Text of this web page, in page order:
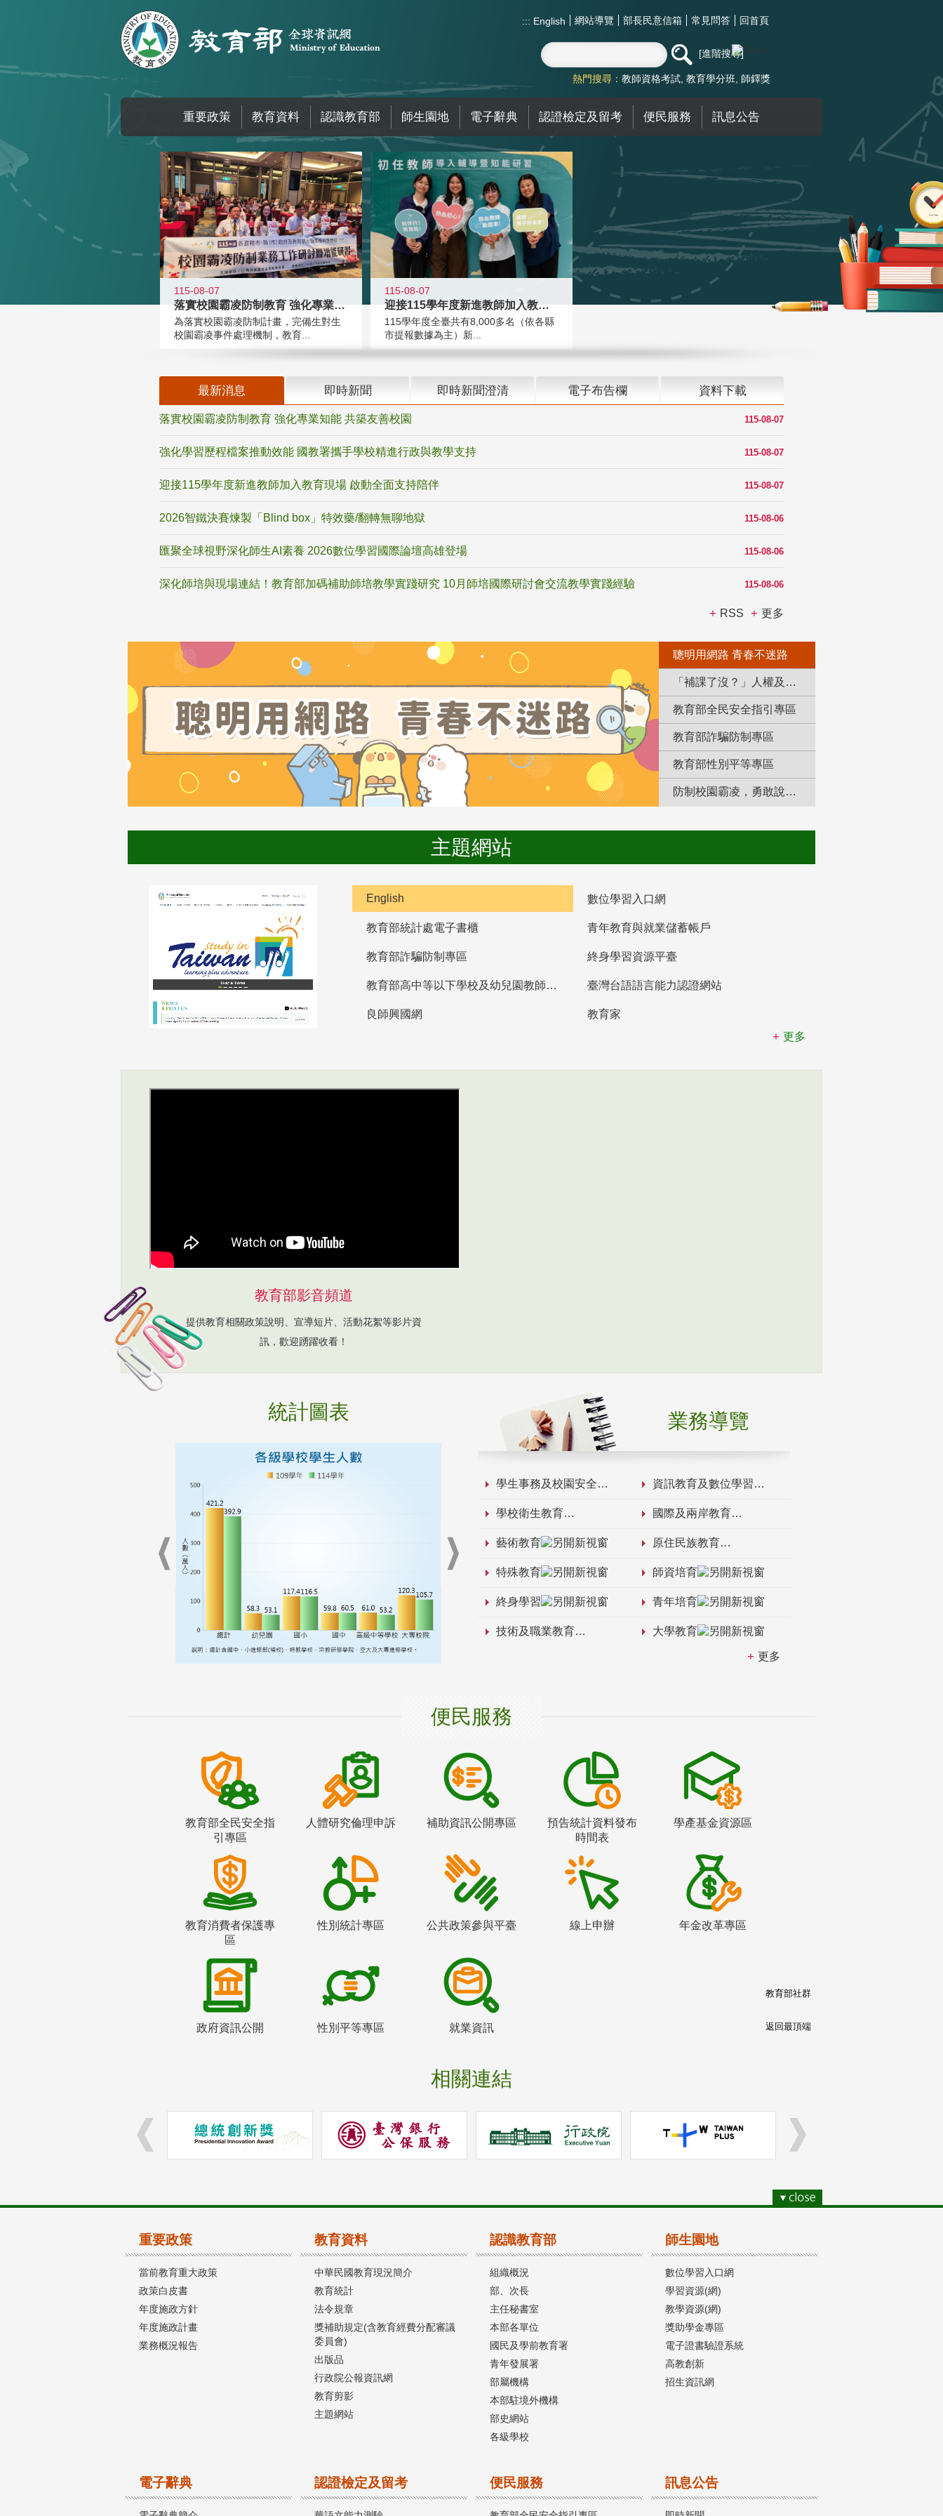
::: English 網站導覽 部長民意信箱 常見問答 回首頁
進階搜尋
熱門搜尋： 教師資格考試 教育學分班 師鐸獎
重要政策 教育資料 認識教育部 師生園地 電子辭典 認證檢定及留考 便民服務 訊息公告
:::
115-08-07
落實校園霸凌防制教育 強化專業知能
為落實校園霸凌防制計畫，完備生對生
校園霸凌事件處理機制，教育...
115-08-07
迎接115學年度新進教師加入教育現
115學年度全臺共有8,000多名（依各縣
市提報數據為主）新...
最新消息 即時新聞 即時新聞澄清 電子布告欄 資料下載
115-08-07
落實校園霸凌防制教育 強化專業知能 共築友善校園
115-08-07
強化學習歷程檔案推動效能 國教署攜手學校精進行政與教學支持
115-08-07
迎接115學年度新進教師加入教育現場 啟動全面支持陪伴
115-08-06
2026智鐵決賽煉製「Blind box」特效藥/翻轉無聊地獄
115-08-06
匯聚全球視野深化師生AI素養 2026數位學習國際論壇高雄登場
115-08-06
深化師培與現場連結！教育部加碼補助師培教學實踐研究 10月師培國際研討會交流教學實踐經驗
RSS 更多
聰明用網路 青春不迷路
「補課了沒？」人權及轉型正義教育專區
教育部全民安全指引專區
教育部詐騙防制專區
教育部性別平等專區
防制校園霸凌，勇敢說出來！
主題網站
English 數位學習入口網
教育部統計處電子書櫃 青年教育與就業儲蓄帳戶
教育部詐騙防制專區 終身學習資源平臺
教育部高中等以下學校及幼兒園教師資格檢定考試 臺灣台語語言能力認證網站
良師興國網
教育家
更多
教育部影音頻道
提供教育相關政策說明、宣導短片、活動花絮等影片資
訊，歡迎踴躍收看！
統計圖表 業務導覽
學生事務及校園安全 資訊教育及數位學習
學校衛生教育 國際及兩岸教育
藝術教育 原住民族教育
特殊教育 師資培育
終身學習 青年培育
技術及職業教育 大學教育
更多
便民服務
教育部全民安全指
引專區
人體研究倫理申訴 補助資訊公開專區
預告統計資料發布
時間表
學產基金資源區
教育消費者保護專
區
性別統計專區 公共政策參與平臺 線上申辦 年金改革專區
政府資訊公開 性別平等專區 就業資訊
相關連結
教育部社群
返回最頂端
重要政策
當前教育重大政策
政策白皮書
年度施政方針
年度施政計畫
業務概況報告
教育資料
中華民國教育現況簡介
教育統計
法令規章
獎補助規定(含教育經費分配審議
委員會)
出版品
行政院公報資訊網
教育剪影
主題網站
認識教育部
組織概況
部、次長
主任秘書室
本部各單位
國民及學前教育署
青年發展署
部屬機構
本部駐境外機構
部史網站
各級學校
師生園地
數位學習入口網
學習資源(網)
教學資源(網)
獎助學金專區
電子證書驗證系統
高教創新
招生資訊網
電子辭典 認證檢定及留考 便民服務 訊息公告